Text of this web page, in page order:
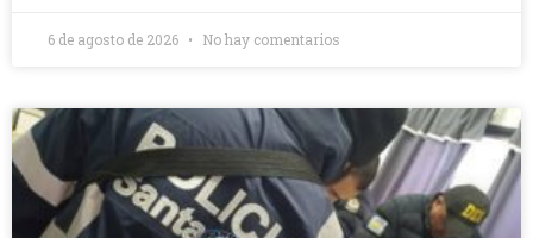
6 de agosto de 2026 No hay comentarios